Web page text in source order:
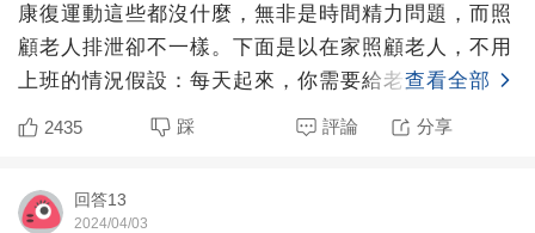
康復運動這些都沒什麼，無非是時間精力問題，而照
顧老人排泄卻不一樣。下面是以在家照顧老人，不用
上班的情況假設：每天起來，你需要給老人換下紙尿
褲，忍著尿騷味將
查看全部
2435 踩 評論 分享
回答13
2024/04/03